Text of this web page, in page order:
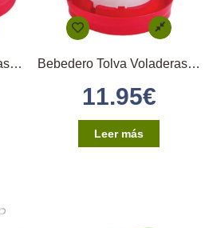
Bebedero Tolva Voladeras 5 Litro Bebedero Tolva Voladeras 8 Litro
11.95€
Leer más